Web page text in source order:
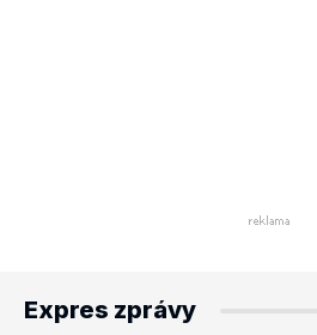
Expres zprávy